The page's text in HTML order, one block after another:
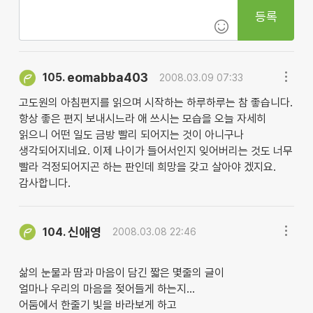
등록
105. eomabba403 2008.03.09 07:33
고도원의 아침편지를 읽으며 시작하는 하루하루는 참 좋습니다.
항상 좋은 편지 보내시느라 애 쓰시는 모습을 오늘 자세히
읽으니 어떤 일도 금방 빨리 되어지는 것이 아니구나
생각되어지네요. 이제 나이가 들어서인지 잊어버리는 것도 너무
빨라 걱정되어지곤 하는 판인데 희망을 갖고 살아야 겠지요.
감사합니다.
104.신애영 2008.03.08 22:46
삶의 눈물과 땀과 마음이 담긴 짧은 몇줄의 글이
얼마나 우리의 마음을 젖어들게 하는지...
어둠에서 한줄기 빛을 바라보게 하고